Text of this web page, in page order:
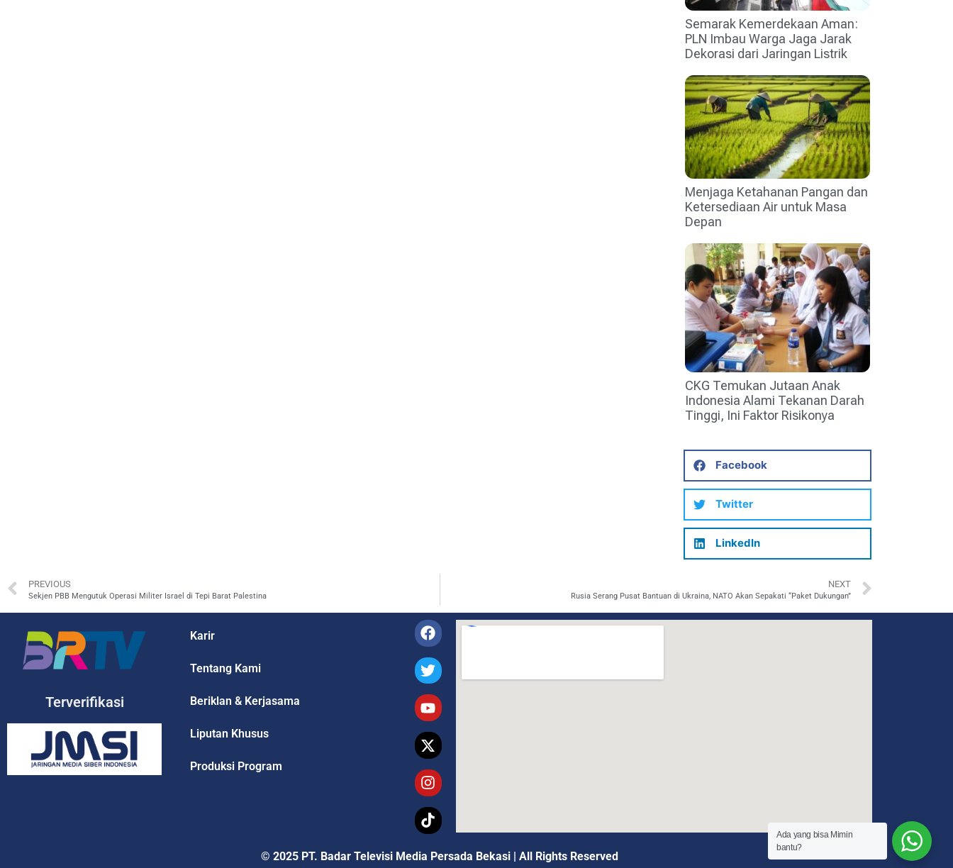
Semarak Kemerdekaan Aman:
PLN Imbau Warga Jaga Jarak
Dekorasi dari Jaringan Listrik
Menjaga Ketahanan Pangan dan
Ketersediaan Air untuk Masa
Depan
CKG Temukan Jutaan Anak
Indonesia Alami Tekanan Darah
Tinggi, Ini Faktor Risikonya
Facebook
Twitter
LinkedIn
PREVIOUS
Sekjen PBB Mengutuk Operasi Militer Israel di Tepi Barat Palestina
NEXT
Rusia Serang Pusat Bantuan di Ukraina, NATO Akan Sepakati “Paket Dukungan”
Terverifikasi
Karir
Tentang Kami
Beriklan & Kerjasama
Liputan Khusus
Produksi Program
© 2025 PT. Badar Televisi Media Persada Bekasi | All Rights Reserved
Ada yang bisa Mimin
bantu?